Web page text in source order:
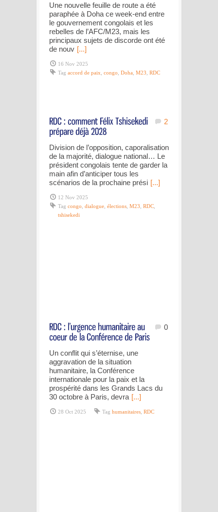
Une nouvelle feuille de route a été
paraphée à Doha ce week-end entre
le gouvernement congolais et les
rebelles de l’AFC/M23, mais les
principaux sujets de discorde ont été
de nouv [...]
16 Nov 2025
Tag accord de paix congo Doha M23 RDC
2
Division de l’opposition, caporalisation
de la majorité, dialogue national… Le
président congolais tente de garder la
main afin d’anticiper tous les
scénarios de la prochaine prési [...]
12 Nov 2025
Tag congo dialogue élections M23 RDC
tshisekedi
0
Un conflit qui s’éternise, une
aggravation de la situation
humanitaire, la Conférence
internationale pour la paix et la
prospérité dans les Grands Lacs du
30 octobre à Paris, devra [...]
28 Oct 2025 Tag humanitaires RDC